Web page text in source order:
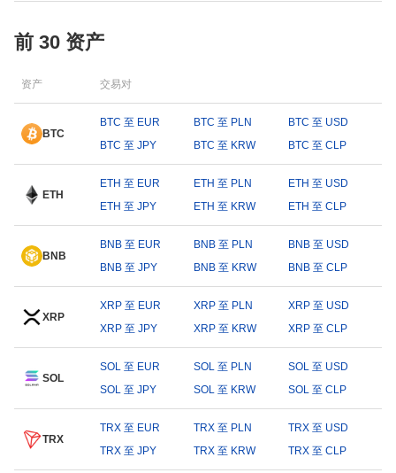
前 30 资产
资产 交易对
BTC
BTC 至 EUR BTC 至 PLN
BTC 至 USD
BTC 至 JPY
BTC 至 KRW BTC 至 CLP
ETH
ETH 至 EUR ETH 至 PLN
ETH 至 USD
ETH 至 JPY
ETH 至 KRW ETH 至 CLP
BNB
BNB 至 EUR BNB 至 PLN
BNB 至 USD
BNB 至 JPY
BNB 至 KRW BNB 至 CLP
XRP
XRP 至 EUR XRP 至 PLN
XRP 至 USD
XRP 至 JPY
XRP 至 KRW XRP 至 CLP
SOL
SOL 至 EUR SOL 至 PLN
SOL 至 USD
SOL 至 JPY
SOL 至 KRW SOL 至 CLP
TRX
TRX 至 EUR TRX 至 PLN
TRX 至 USD
TRX 至 JPY
TRX 至 KRW TRX 至 CLP